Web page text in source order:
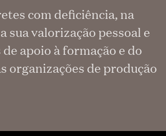
com deficiência, na
valorização pessoal e
apoio à formação e do
organizações de produção